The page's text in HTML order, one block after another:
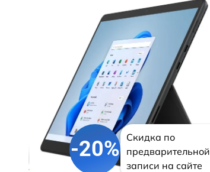
-20%
Скидка по
предварительной
записи на сайте